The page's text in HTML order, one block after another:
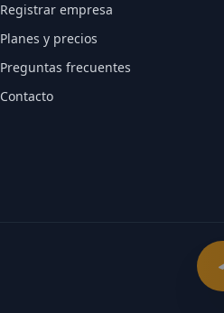
Registrar empresa
Planes y precios
Preguntas frecuentes
Contacto